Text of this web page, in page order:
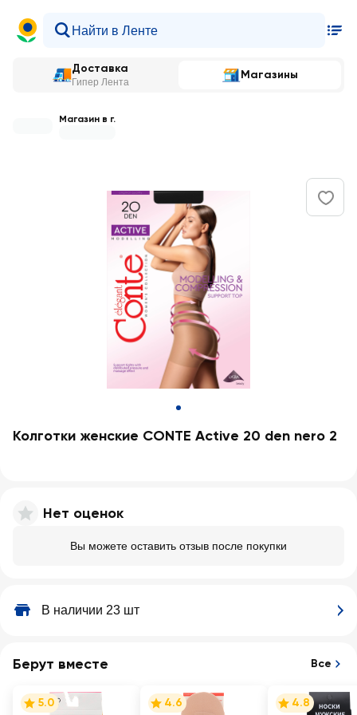
Доставка
Гипер Лента
Магазины
Магазин в г.
Колготки женские CONTE Active 20 den nero 2
Нет оценок
Вы можете оставить отзыв после покупки
В наличии 23 шт
Берут вместе Все
5.0 4.6 4.8